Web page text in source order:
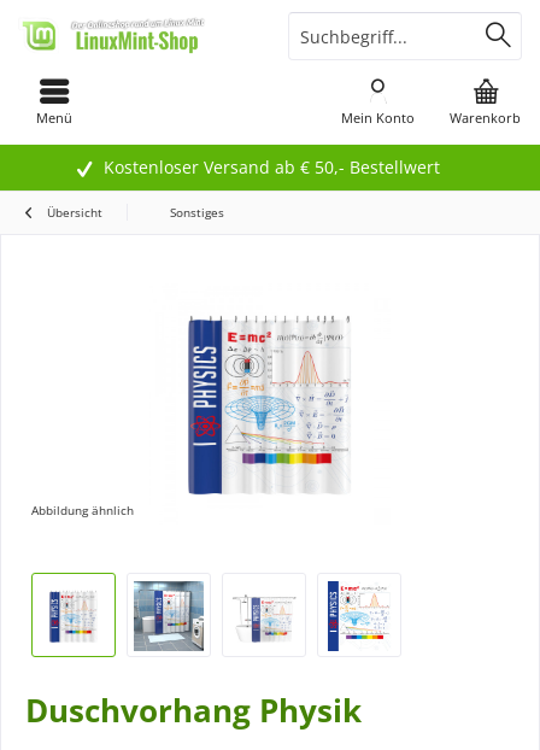
Kostenloser Versand ab € 50,- Bestellwert
Menü Warenkorb
Mein Konto
Übersicht Sonstiges
Abbildung ähnlich
Duschvorhang Physik